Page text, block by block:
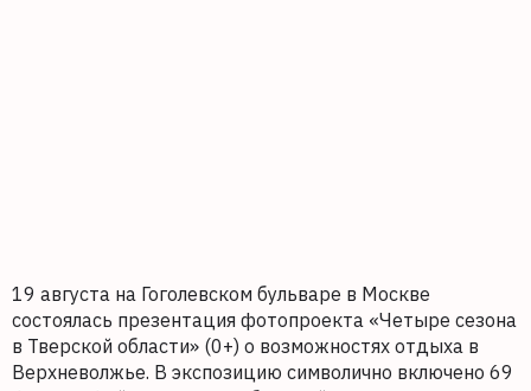
19 августа на Гоголевском бульваре в Москве
состоялась презентация фотопроекта «Четыре сезона
в Тверской области» (0+) о возможностях отдыха в
Верхневолжье. В экспозицию символично включено 69